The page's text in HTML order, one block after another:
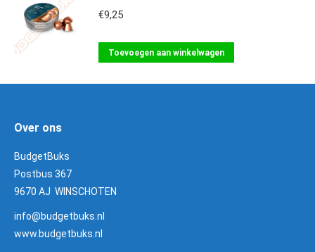
€9,25
Toevoegen aan winkelwagen
Over ons
BudgetBuks
Postbus 367
9670 AJ WINSCHOTEN
info@budgetbuks.nl
www.budgetbuks.nl